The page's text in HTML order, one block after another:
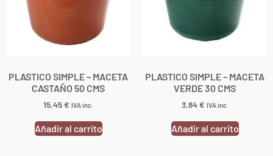
PLASTICO SIMPLE – MACETA
CASTAÑO 50 CMS
15,45€ IVA inc.
Añadir al carrito
PLASTICO SIMPLE – MACETA
VERDE 30 CMS
3,84€ IVA inc.
Añadir al carrito